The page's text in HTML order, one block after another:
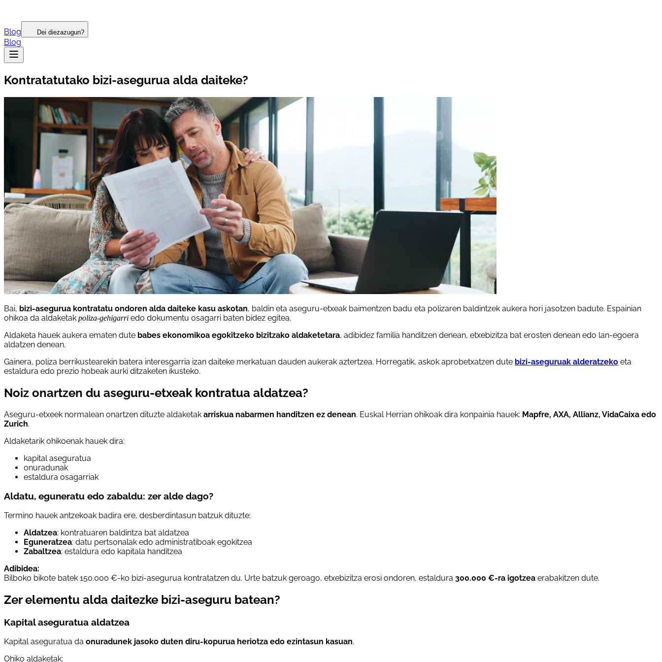
Blog Dei diezazugun?
Blog
Kontratatutako bizi-asegurua alda daiteke?
Bai, bizi-asegurua kontratatu ondoren alda daiteke kasu askotan, baldin eta aseguru-etxeak baimentzen badu eta polizaren baldintzek aukera hori jasotzen badute. Espainian
ohikoa da aldaketak poliza-gehigarri edo dokumentu osagarri baten bidez egitea.
Aldaketa hauek aukera ematen dute babes ekonomikoa egokitzeko bizitzako aldaketetara, adibidez familia handitzen denean, etxebizitza bat erosten denean edo lan-egoera
aldatzen denean.
Gainera, poliza berrikustearekin batera interesgarria izan daiteke merkatuan dauden aukerak aztertzea. Horregatik, askok aprobetxatzen dute bizi-aseguruak alderatzeko eta
estaldura edo prezio hobeak aurki ditzaketen ikusteko.
Noiz onartzen du aseguru-etxeak kontratua aldatzea?
Aseguru-etxeek normalean onartzen dituzte aldaketak arriskua nabarmen handitzen ez denean. Euskal Herrian ohikoak dira konpainia hauek: Mapfre, AXA, Allianz, VidaCaixa edo
Zurich.
Aldaketarik ohikoenak hauek dira:
kapital aseguratua
onuradunak
estaldura osagarriak
Aldatu, eguneratu edo zabaldu: zer alde dago?
Termino hauek antzekoak badira ere, desberdintasun batzuk dituzte:
Aldatzea: kontratuaren baldintza bat aldatzea
Eguneratzea: datu pertsonalak edo administratiboak egokitzea
Zabaltzea: estaldura edo kapitala handitzea
Adibidea:
Bilboko bikote batek 150.000 €-ko bizi-asegurua kontratatzen du. Urte batzuk geroago, etxebizitza erosi ondoren, estaldura 300.000 €-ra igotzea erabakitzen dute.
Zer elementu alda daitezke bizi-aseguru batean?
Kapital aseguratua aldatzea
Kapital aseguratua da onuradunek jasoko duten diru-kopurua heriotza edo ezintasun kasuan.
Ohiko aldaketak: